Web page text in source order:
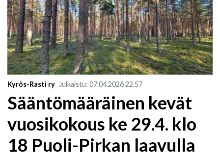
Kyrös-Rasti ry Julkaistu: 07.04.202622.57
Sääntömääräinen kevät
vuosikokous ke 29.4. klo
18 Puoli-Pirkan laavulla